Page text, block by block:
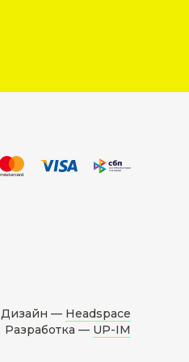
Дизайн — Headspace
Разработка — UP-IM